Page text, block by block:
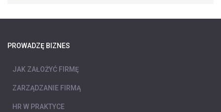
PROWADZĘ BIZNES
JAK ZAŁOŻYĆ FIRMĘ
ZARZĄDZANIE FIRMĄ
HR W PRAKTYCE